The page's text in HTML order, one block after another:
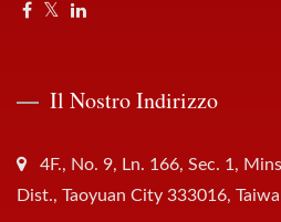
Il Nostro Indirizzo
4F., No. 9, Ln. 166, Sec. 1,
Dist., Taoyuan City 333016,